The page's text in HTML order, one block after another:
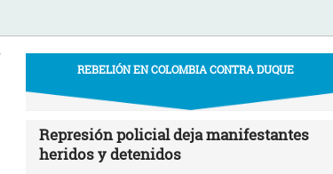
REBELIÓN EN COLOMBIA CONTRA DUQUE
Represión policial deja manifestantes
heridos y detenidos